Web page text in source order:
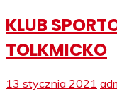
KLUB
TOLKMICKO
13 stycznia 2021